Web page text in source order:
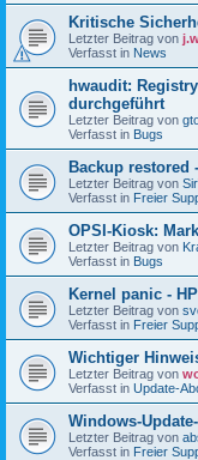
Kritische
Letzter Beitrag von
Verfasst in News
hwaudit:
durchgeführt
Letzter Beitrag von
Verfasst in Bugs
Backup
Letzter Beitrag von
Verfasst in Freier
OPSI-Kiosk:
Letzter Beitrag von
Verfasst in Bugs
Kernel panic -
Letzter Beitrag von
Verfasst in Freier
Wichtiger
Letzter Beitrag von
Verfasst in Update-
Windows-
Letzter Beitrag von
Verfasst in Freier